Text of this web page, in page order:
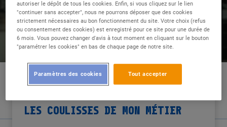
LES COULISSES DE MON MÉTIER
autoriser le dépôt de tous les cookies. Enfin, si vous cliquez sur le lien
"continuer sans accepter", nous ne pourrons déposer que des cookies
strictement nécessaires au bon fonctionnement du site. Votre choix (refus
ou consentement des cookies) est enregistré pour ce site pour une durée de
6 mois. Vous pouvez changer d'avis à tout moment en cliquant sur le bouton
"paramétrer les cookies" en bas de chaque page de notre site.
Tout accepter
Paramètres des cookies